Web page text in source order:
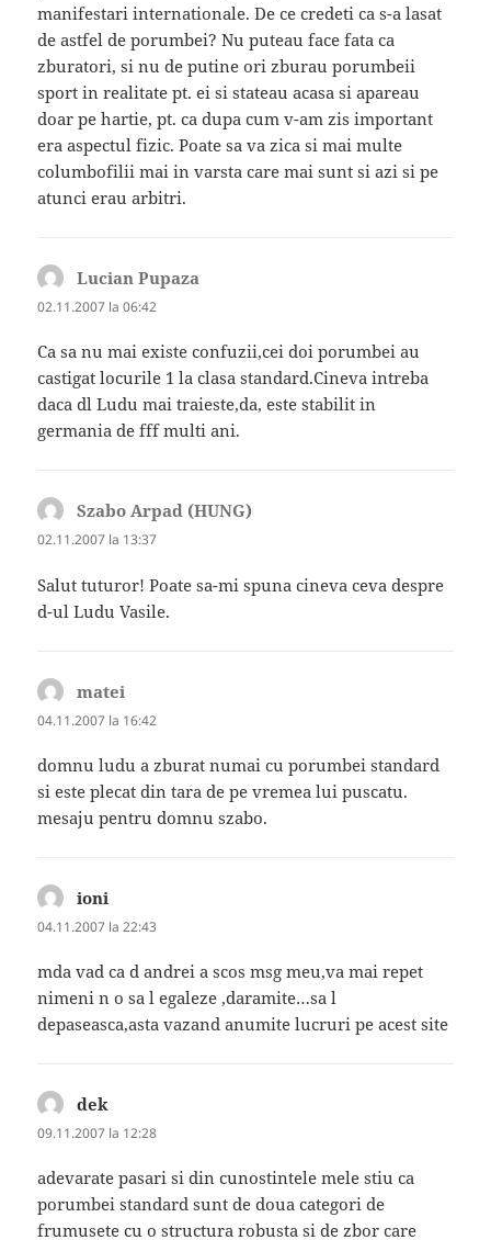
manifestari internationale. De ce credeti ca s-a lasat
de astfel de porumbei? Nu puteau face fata ca
zburatori, si nu de putine ori zburau porumbeii
sport in realitate pt. ei si stateau acasa si apareau
doar pe hartie, pt. ca dupa cum v-am zis important
era aspectul fizic. Poate sa va zica si mai multe
columbofilii mai in varsta care mai sunt si azi si pe
atunci erau arbitri.
Lucian Pupaza
02.11.2007 la 06:42
Ca sa nu mai existe confuzii,cei doi porumbei au
castigat locurile 1 la clasa standard.Cineva intreba
daca dl Ludu mai traieste,da, este stabilit in
germania de fff multi ani.
Szabo Arpad (HUNG)
02.11.2007 la 13:37
Salut tuturor! Poate sa-mi spuna cineva ceva despre
d-ul Ludu Vasile.
matei
04.11.2007 la 16:42
domnu ludu a zburat numai cu porumbei standard
si este plecat din tara de pe vremea lui puscatu.
mesaju pentru domnu szabo.
ioni
04.11.2007 la 22:43
mda vad ca d andrei a scos msg meu,va mai repet
nimeni n o sa l egaleze ,daramite…sa l
depaseasca,asta vazand anumite lucruri pe acest site
dek
09.11.2007 la 12:28
adevarate pasari si din cunostintele mele stiu ca
porumbei standard sunt de doua categori de
frumusete cu o structura robusta si de zbor care